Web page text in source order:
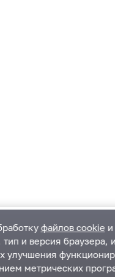
округ Московской
файлов cookie
и версия браузера,
улучшения
метрических